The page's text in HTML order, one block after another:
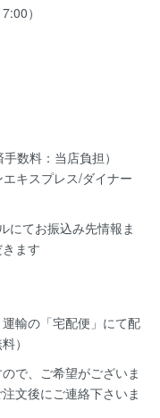
）
手数料：当店負担）
にてお振込み先情報ま
ます
輸の「宅配便」にて配
）
で、ご希望がございま
文後にご連絡下さいま